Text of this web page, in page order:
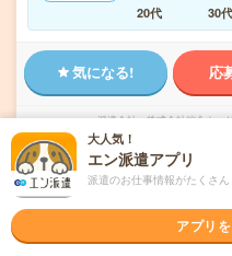
20代
30代
気になる! 応
派遣会社 株式会社綜合キャ
未読 掲載日 2026/08/06
【新生活応援・寮完
大人気！
エン派遣アプリ
派遣のお仕事情報がたくさ
アプリ